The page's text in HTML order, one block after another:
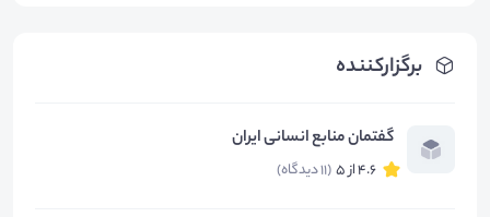
برگزارکننده
گفتمان منابع انسانی ایران
4.6 از 5 (11 دیدگاه)